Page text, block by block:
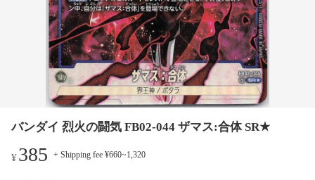
バンダイ 烈火の闘気 FB02-044 ザマス:合体 SR★
¥385 + Shipping fee ¥660~1,320